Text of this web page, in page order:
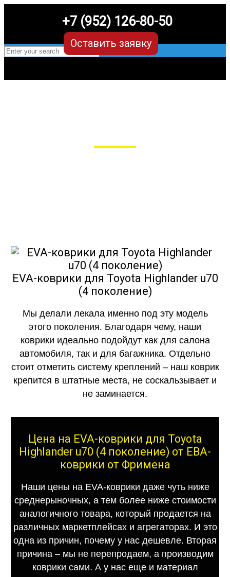
+7 (952) 126-80-50
Оставить заявку
EVA-коврики для Toyota Highlander u70
(4 поколение)
Мы делали лекала именно под эту модель
этого поколения. Благодаря чему, наши
коврики идеально подойдут как для салона
автомобиля, так и для багажника. Отдельно
стоит отметить систему креплений – наш коврик
крепится в штатные места, не соскальзывает и
не заминается.
Цена на EVA-коврики для Toyota
Highlander u70 (4 поколение) от ЕВА-
коврики от Фримена
Наши цены на EVA-коврики даже чуть ниже
среднерыночных, а тем более ниже стоимости
аналогичного товара, который продается на
различных маркетплейсах и агрегаторах. И это
одна из причин, почему у нас дешевле. Вторая
причина – мы не перепродаем, а производим
коврики сами. А у нас еще и материал